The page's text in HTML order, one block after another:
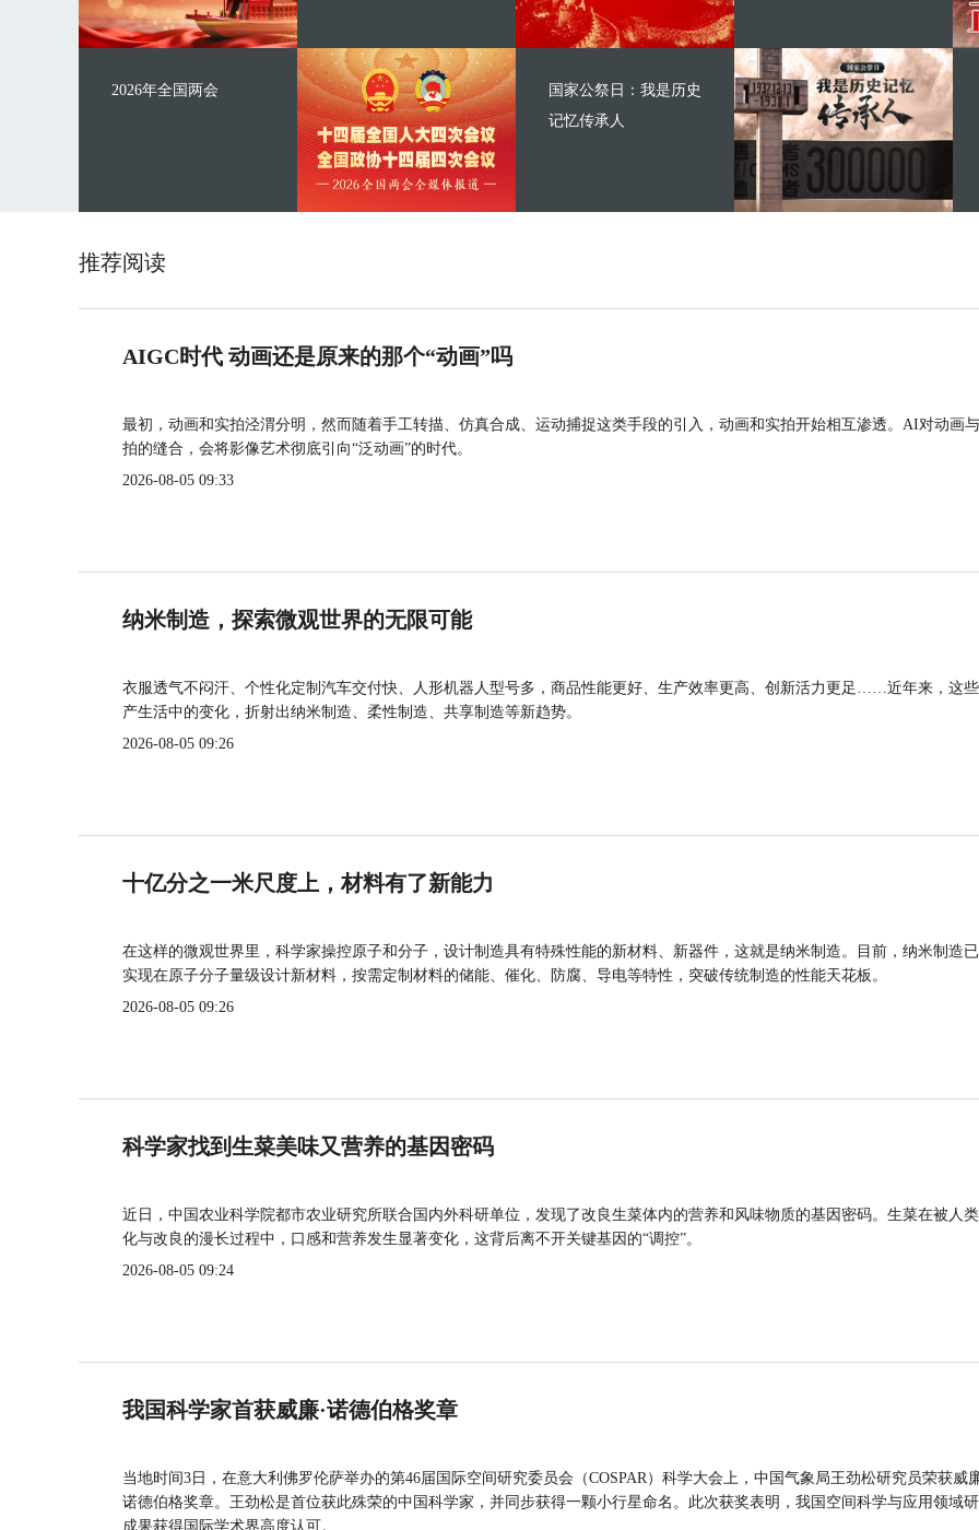
2026年全国两会
国家公祭日：我是历史
记忆传承人
推荐阅读
AIGC时代 动画还是原来的那个“动画”吗
最初，动画和实拍泾渭分明，然而随着手工转描、仿真合成、运动捕捉这类手段的引入，动画和实拍开始相互渗透。AI对动画
拍的缝合，会将影像艺术彻底引向“泛动画”的时代。
2026-08-05 09:33
纳米制造，探索微观世界的无限可能
衣服透气不闷汗、个性化定制汽车交付快、人形机器人型号多，商品性能更好、生产效率更高、创新活力更足……近年来，这
产生活中的变化，折射出纳米制造、柔性制造、共享制造等新趋势。
2026-08-05 09:26
十亿分之一米尺度上，材料有了新能力
在这样的微观世界里，科学家操控原子和分子，设计制造具有特殊性能的新材料、新器件，这就是纳米制造。目前，纳米制造
实现在原子分子量级设计新材料，按需定制材料的储能、催化、防腐、导电等特性，突破传统制造的性能天花板。
2026-08-05 09:26
科学家找到生菜美味又营养的基因密码
近日，中国农业科学院都市农业研究所联合国内外科研单位，发现了改良生菜体内的营养和风味物质的基因密码。生菜在被人
化与改良的漫长过程中，口感和营养发生显著变化，这背后离不开关键基因的“调控”。
2026-08-05 09:24
我国科学家首获威廉·诺德伯格奖章
当地时间3日，在意大利佛罗伦萨举办的第46届国际空间研究委员会（COSPAR）科学大会上，中国气象局王劲松研究员荣获威
诺德伯格奖章。王劲松是首位获此殊荣的中国科学家，并同步获得一颗小行星命名。此次获奖表明，我国空间科学与应用领域
成果获得国际学术界高度认可。